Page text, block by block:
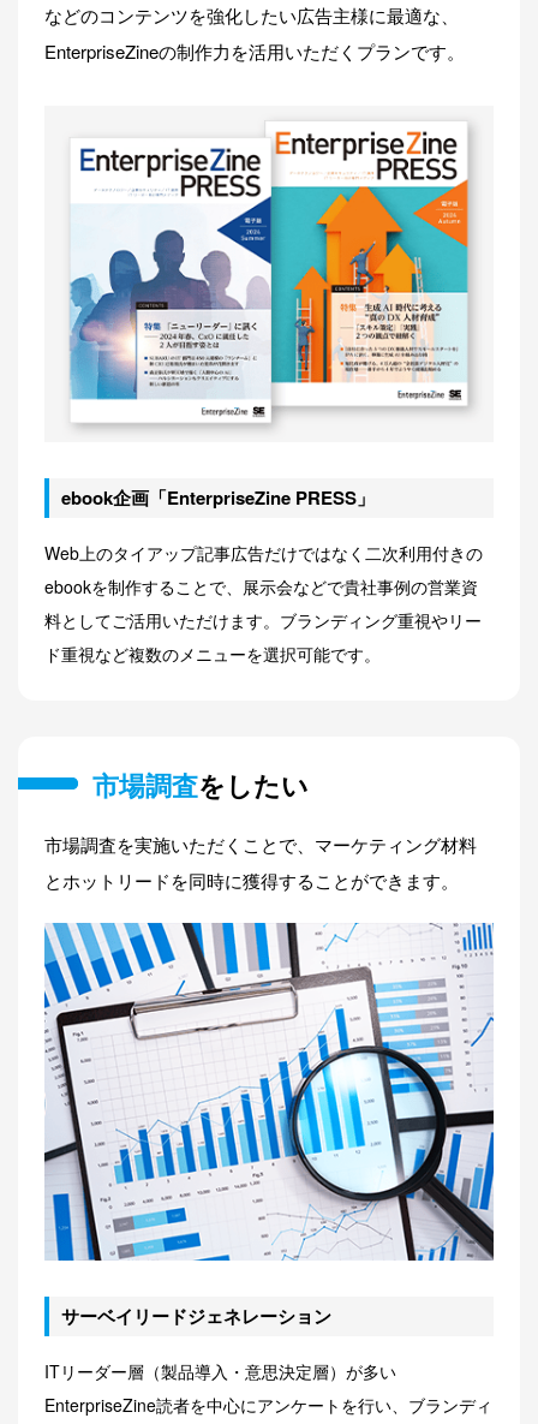
などのコンテンツを強化したい広告主様に最適な、
EnterpriseZineの制作力を活用いただくプランです。
ebook企画「EnterpriseZine PRESS」
Web上のタイアップ記事広告だけではなく二次利用付きの
ebookを制作することで、展示会などで貴社事例の営業資
料としてご活用いただけます。ブランディング重視やリー
ド重視など複数のメニューを選択可能です。
市場調査をしたい
市場調査を実施いただくことで、マーケティング材料
とホットリードを同時に獲得することができます。
サーベイリードジェネレーション
ITリーダー層（製品導入・意思決定層）が多い
EnterpriseZine読者を中心にアンケートを行い、ブランディ